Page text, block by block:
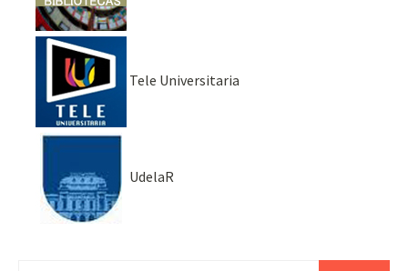
Tele Universitaria
UdelaR